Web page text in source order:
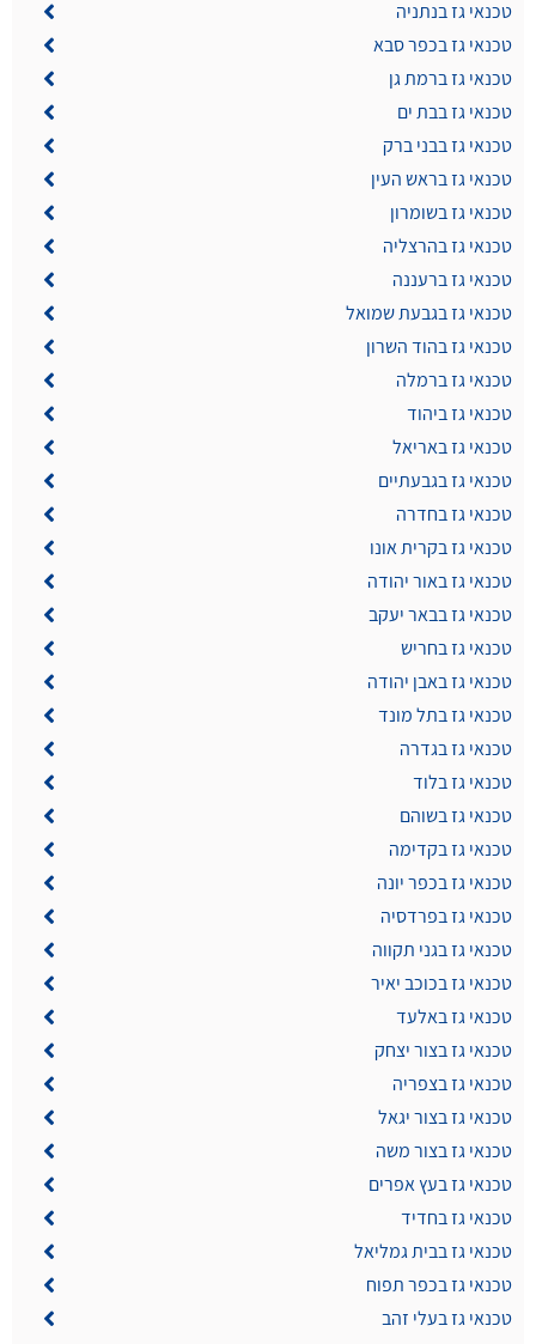
טכנאי גז בנתניה
טכנאי גז בכפר סבא
טכנאי גז ברמת גן
טכנאי גז בבת ים
טכנאי גז בבני ברק
טכנאי גז בראש העין
טכנאי גז בשומרון
טכנאי גז בהרצליה
טכנאי גז ברעננה
טכנאי גז בגבעת שמואל
טכנאי גז בהוד השרון
טכנאי גז ברמלה
טכנאי גז ביהוד
טכנאי גז באריאל
טכנאי גז בגבעתיים
טכנאי גז בחדרה
טכנאי גז בקרית אונו
טכנאי גז באור יהודה
טכנאי גז בבאר יעקב
טכנאי גז בחריש
טכנאי גז באבן יהודה
טכנאי גז בתל מונד
טכנאי גז בגדרה
טכנאי גז בלוד
טכנאי גז בשוהם
טכנאי גז בקדימה
טכנאי גז בכפר יונה
טכנאי גז בפרדסיה
טכנאי גז בגני תקווה
טכנאי גז בכוכב יאיר
טכנאי גז באלעד
טכנאי גז בצור יצחק
טכנאי גז בצפריה
טכנאי גז בצור יגאל
טכנאי גז בצור משה
טכנאי גז בעץ אפרים
טכנאי גז בחדיד
טכנאי גז בבית גמליאל
טכנאי גז בכפר תפוח
טכנאי גז בעלי זהב